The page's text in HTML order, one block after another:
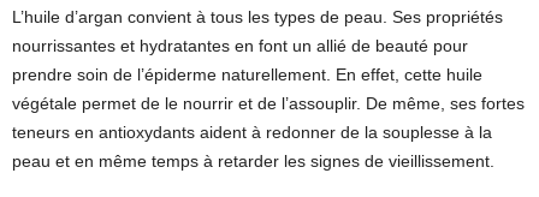
L’huile d’argan convient à tous les types de peau. Ses propriétés
nourrissantes et hydratantes en font un allié de beauté pour
prendre soin de l’épiderme naturellement. En effet, cette huile
végétale permet de le nourrir et de l’assouplir. De même, ses fortes
teneurs en antioxydants aident à redonner de la souplesse à la
peau et en même temps à retarder les signes de vieillissement.